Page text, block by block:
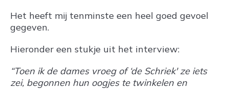
Het heeft mij tenminste een heel goed gevoel
gegeven.
Hieronder een stukje uit het interview:
“Toen ik de dames vroeg of ‘de Schriek' ze iets
zei, begonnen hun oogjes te twinkelen en